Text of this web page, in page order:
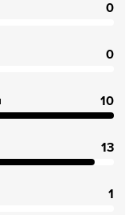
0
0
10
13
1